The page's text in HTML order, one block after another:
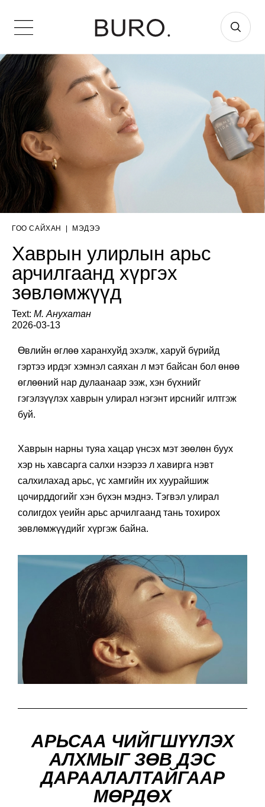
ГОО САЙХАН МЭДЭЭ
Хаврын улирлын арьс
арчилгаанд хүргэх
зөвлөмжүүд
Text: М. Анухатан
2026-03-13
Өвлийн өглөө харанхуйд эхэлж, харуй бүрийд
гэртээ ирдэг хэмнэл саяхан л мэт байсан бол өнөө
өглөөний нар дулаанаар ээж, хэн бүхнийг
гэгэлзүүлэх хаврын улирал нэгэнт ирснийг илтгэж
буй.
Хаврын нарны туяа хацар үнсэх мэт зөөлөн буух
хэр нь хавсарга салхи нээрээ л хавирга нэвт
салхилахад арьс, үс хамгийн их хуурайшиж
цочирддогийг хэн бүхэн мэднэ. Тэгвэл улирал
солигдох үеийн арьс арчилгаанд тань тохирох
зөвлөмжүүдийг хүргэж байна.
АРЬСАА ЧИЙГШҮҮЛЭХ
АЛХМЫГ ЗӨВ ДЭС
ДАРААЛАЛТАЙГААР
МӨРДӨХ